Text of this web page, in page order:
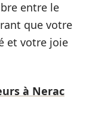
entre le
que votre
et votre joie
à Nerac